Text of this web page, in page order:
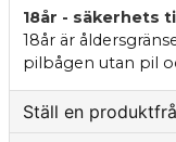
18år - säkerhets
18år är
pilbågen utan pil
Ställ en